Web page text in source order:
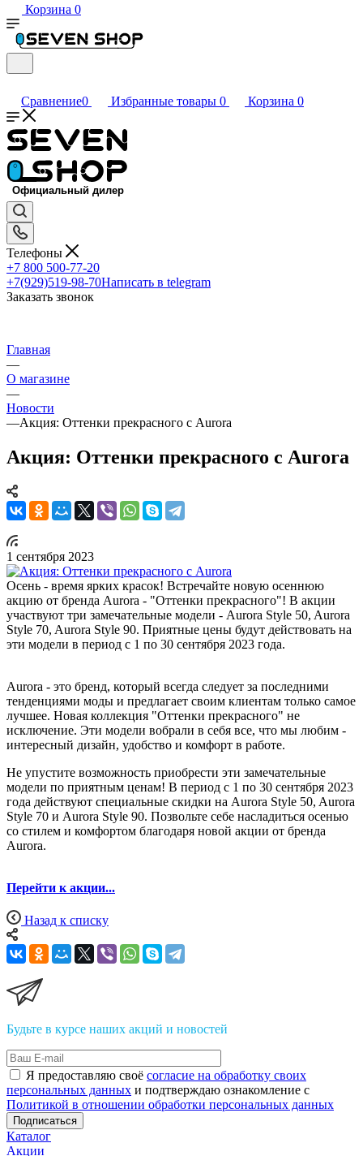
Корзина 0
Сравнение0 Избранные товары 0 Корзина 0
Телефоны
+7 800 500-77-20
+7(929)519-98-70Написать в telegram
Заказать звонок
Главная
—
О магазине
—
Новости
—Акция: Оттенки прекрасного с Aurora
Акция: Оттенки прекрасного с Aurora
1 сентября 2023
Осень - время ярких красок! Встречайте новую осеннюю
акцию от бренда Aurora - "Оттенки прекрасного"! В акции
участвуют три замечательные модели - Aurora Style 50, Aurora
Style 70, Aurora Style 90. Приятные цены будут действовать на
эти модели в период с 1 по 30 сентября 2023 года.
Aurora - это бренд, который всегда следует за последними
тенденциями моды и предлагает своим клиентам только самое
лучшее. Новая коллекция "Оттенки прекрасного" не
исключение. Эти модели вобрали в себя все, что мы любим -
интересный дизайн, удобство и комфорт в работе.
Не упустите возможность приобрести эти замечательные
модели по приятным ценам! В период с 1 по 30 сентября 2023
года действуют специальные скидки на Aurora Style 50, Aurora
Style 70 и Aurora Style 90. Позвольте себе насладиться осенью
со стилем и комфортом благодаря новой акции от бренда
Aurora.
Перейти к акции...
Назад к списку
Будьте в курсе наших акций и новостей
Я предоставляю своё согласие на обработку своих
персональных данных и подтверждаю ознакомление с
Политикой в отношении обработки персональных данных
Подписаться
Каталог
Акции